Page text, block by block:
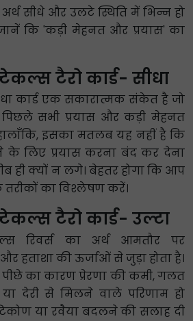
सीधे और उलटे स्थिति में भिन्न हो
कि 'कड़ी मेहनत और प्रयास' का
टैरो कार्ड- सीधा
कार्ड एक सकारात्मक संकेत है जो
सभी प्रयास और कड़ी मेहनत
इसका मतलब यह नहीं है कि
लिए प्रयास करना बंद कर देना
ही क्यों न लगे। बेहतर होगा कि आप
का विश्लेषण करें।
टैरो कार्ड- उल्टा
रिवर्स का अर्थ आमतौर पर
हताशा की ऊर्जाओं से जुड़ा होता है।
का कारण प्रेरणा की कमी, गलत
देरी से मिलने वाले परिणाम हो
या रवैया बदलने की सलाह दी